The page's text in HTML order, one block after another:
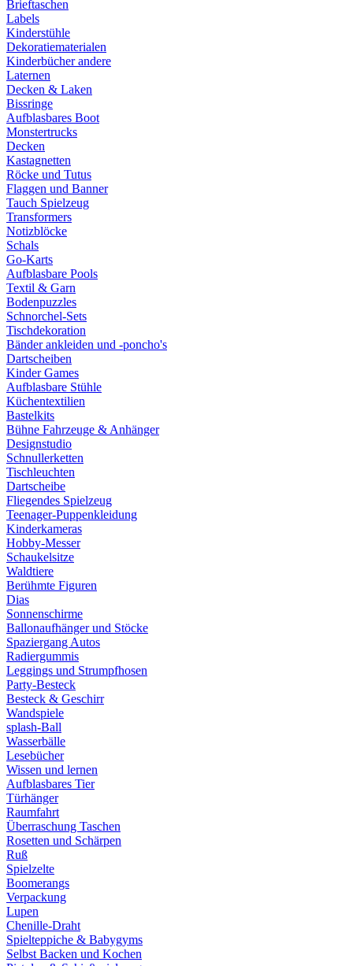
Brieftaschen
Labels
Kinderstühle
Dekoratiematerialen
Kinderbücher andere
Laternen
Decken & Laken
Bissringe
Aufblasbares Boot
Monstertrucks
Decken
Kastagnetten
Röcke und Tutus
Flaggen und Banner
Tauch Spielzeug
Transformers
Notizblöcke
Schals
Go-Karts
Aufblasbare Pools
Textil & Garn
Bodenpuzzles
Schnorchel-Sets
Tischdekoration
Bänder ankleiden und -poncho's
Dartscheiben
Kinder Games
Aufblasbare Stühle
Küchentextilien
Bastelkits
Bühne Fahrzeuge & Anhänger
Designstudio
Schnullerketten
Tischleuchten
Dartscheibe
Fliegendes Spielzeug
Teenager-Puppenkleidung
Kinderkameras
Hobby-Messer
Schaukelsitze
Waldtiere
Berühmte Figuren
Dias
Sonnenschirme
Ballonaufhänger und Stöcke
Spaziergang Autos
Radiergummis
Leggings und Strumpfhosen
Party-Besteck
Besteck & Geschirr
Wandspiele
splash-Ball
Wasserbälle
Lesebücher
Wissen und lernen
Aufblasbares Tier
Türhänger
Raumfahrt
Überraschung Taschen
Rosetten und Schärpen
Ruß
Spielzelte
Boomerangs
Verpackung
Lupen
Chenille-Draht
Spielteppiche & Babygyms
Selbst Backen und Kochen